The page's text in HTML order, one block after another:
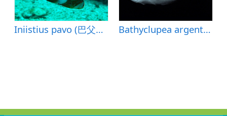
Iniistius pavo (巴父項鰭魚) Bathyclupea argentea (銀深海鯡)